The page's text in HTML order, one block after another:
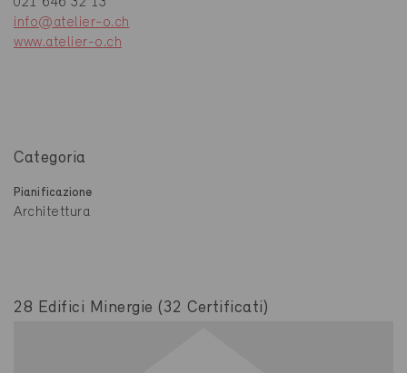
info@atelier-o.ch
www.atelier-o.ch
Categoria
Pianificazione
Architettura
28 Edifici Minergie (32 Certificati)